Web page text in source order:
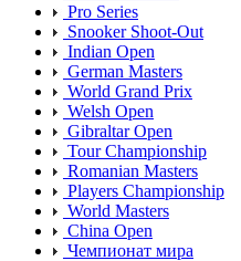
Pro Series
Snooker Shoot-Out
Indian Open
German Masters
World Grand Prix
Welsh Open
Gibraltar Open
Tour Championship
Romanian Masters
Players Championship
World Masters
China Open
Чемпионат мира